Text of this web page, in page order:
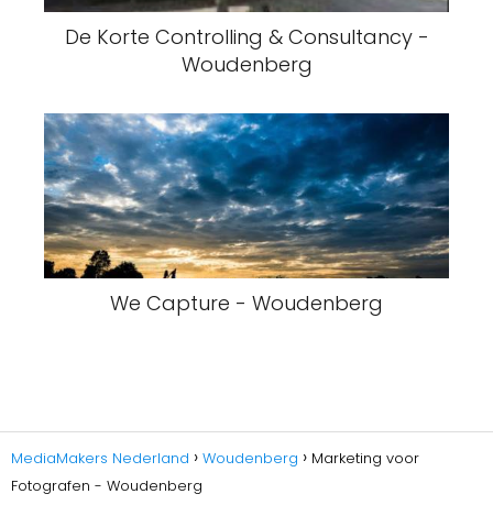
De Korte Controlling & Consultancy -
Woudenberg
We Capture - Woudenberg
MediaMakers Nederland Woudenberg
Marketing voor
Fotografen - Woudenberg